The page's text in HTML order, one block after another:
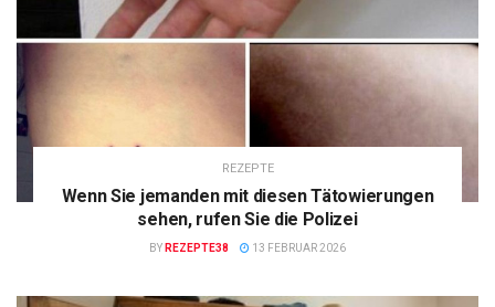
REZEPTE
Wenn Sie jemanden mit diesen Tätowierungen
sehen, rufen Sie die Polizei
BY REZEPTE38 13 FEBRUAR 2026